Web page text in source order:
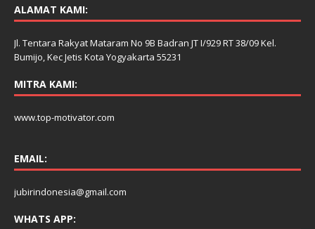
ALAMAT KAMI:
Jl. Tentara Rakyat Mataram No 9B Badran JT I/929 RT 38/09 Kel.
Bumijo, Kec Jetis Kota Yogyakarta 55231
MITRA KAMI:
www.top-motivator.com
EMAIL:
jubirindonesia@gmail.com
WHATS APP: